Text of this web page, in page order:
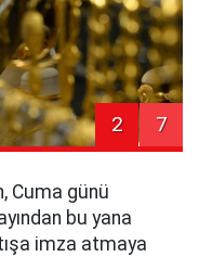
2 7
Cuma günü
bu yana
imza atmaya